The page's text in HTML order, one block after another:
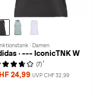
· Damen
· --- IconicTNK W
(7) 1
24,99 UVP CHF 32,99